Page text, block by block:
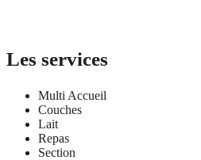
Les services
Multi Accueil
Couches
Lait
Repas
Section